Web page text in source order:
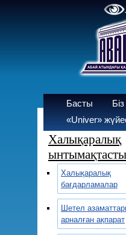
Басты
«Univer»
Халықаралық
Халықаралық
бағдарламалар
Шетел
арналған ақпарат